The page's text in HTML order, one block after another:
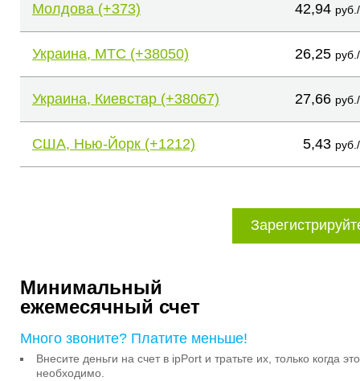
Молдова (+373) 42,94
Украина, МТС (+38050) 26,25
Украина, Киевстар (+38067) 27,66
США, Нью-Йорк (+1212) 5,43
Минимальный
ежемесячный счет
Много звоните? Платите меньше!
Внесите деньги на счет в ipPort и тратьте их, только когда это
необходимо.